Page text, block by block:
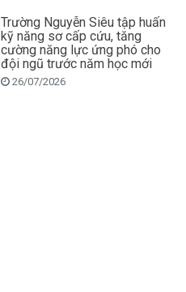
Trường Nguyễn Siêu tập huấn
kỹ năng sơ cấp cứu, tăng
cường năng lực ứng phó cho
đội ngũ trước năm học mới
26/07/2026